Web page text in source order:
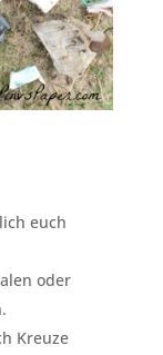
euch
oder
Kreuze